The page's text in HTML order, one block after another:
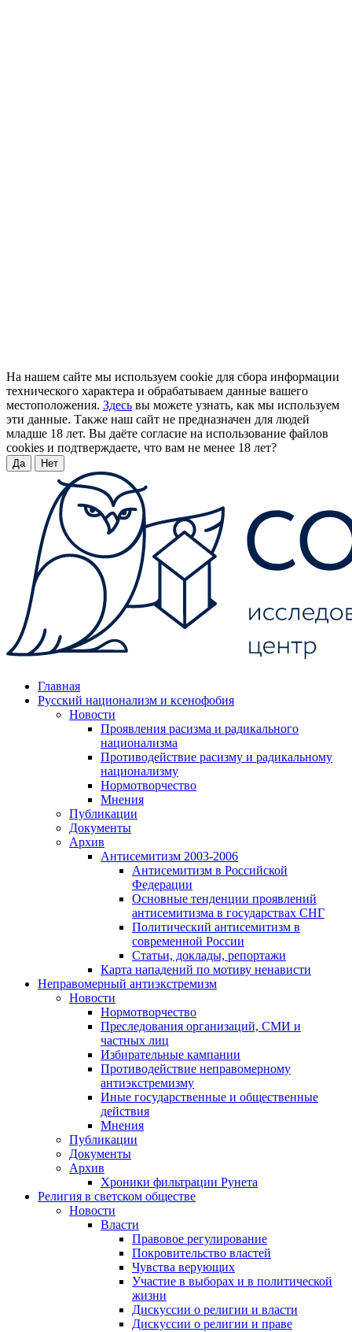
На нашем сайте мы используем cookie для сбора информации
технического характера и обрабатываем данные вашего
местоположения. Здесь вы можете узнать, как мы используем
эти данные. Также наш сайт не предназначен для людей
младше 18 лет. Вы даёте согласие на использование файлов
cookies и подтверждаете, что вам не менее 18 лет?
Да Нет
Главная
Русский национализм и ксенофобия
Новости
Проявления расизма и радикального
национализма
Противодействие расизму и радикальному
национализму
Нормотворчество
Мнения
Публикации
Документы
Архив
Антисемитизм 2003-2006
Антисемитизм в Российской
Федерации
Основные тенденции проявлений
антисемитизма в государствах СНГ
Политический антисемитизм в
современной России
Статьи, доклады, репортажи
Карта нападений по мотиву ненависти
Неправомерный антиэкстремизм
Новости
Нормотворчество
Преследования организаций, СМИ и
частных лиц
Избирательные кампании
Противодействие неправомерному
антиэкстремизму
Иные государственные и общественные
действия
Мнения
Публикации
Документы
Архив
Хроники фильтрации Рунета
Религия в светском обществе
Новости
Власти
Правовое регулирование
Покровительство властей
Чувства верующих
Участие в выборах и в политической
жизни
Дискуссии о религии и власти
Дискуссии о религии и праве